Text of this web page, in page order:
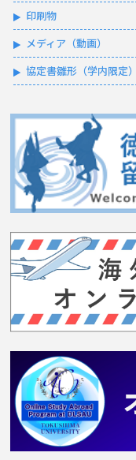
印刷物
メディア（動画）
協定書雛形（学内限定）